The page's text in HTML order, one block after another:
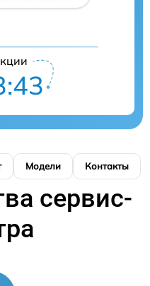
Модели Контакты
сервис-